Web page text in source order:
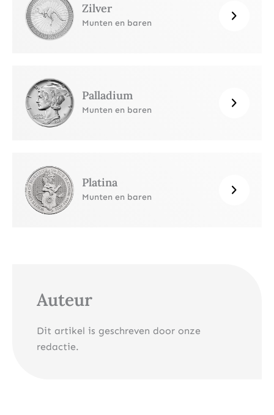
Zilver
Munten en baren
Palladium
Munten en baren
Platina
Munten en baren
Auteur
Dit artikel is geschreven door onze
redactie.